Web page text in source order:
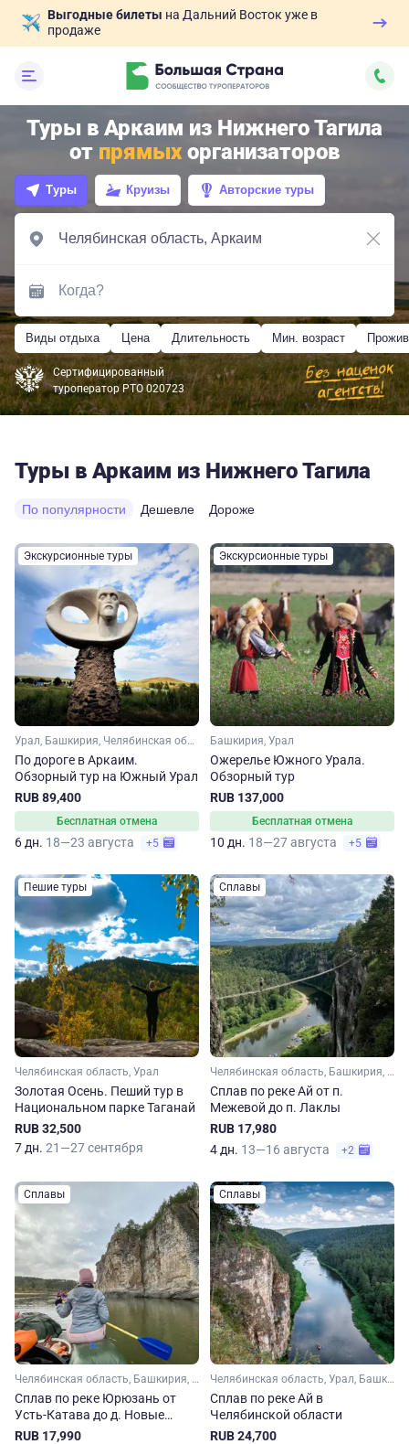
Выгодные билеты на Дальний Восток уже в
продаже
Туры в Аркаим из Нижнего Тагила
от прямых организаторов
Туры Круизы Авторские туры
Виды отдыха Цена Длительность Мин. возраст
Сертифицированный
туроператор РТО 020723
Туры в Аркаим из Нижнего Тагила
По популярности Дешевле Дороже
Экскурсионные туры
Урал, Башкирия, Челябинская область
По дороге в Аркаим.
Обзорный тур на Южный Урал
RUB 89,400
Бесплатная отмена
6 дн. 18—23 августа +5
Экскурсионные туры
Башкирия, Урал
Ожерелье Южного Урала.
Обзорный тур
RUB 137,000
Бесплатная отмена
10 дн. 18—27 августа +5
Пешие туры
Челябинская область, Урал
Золотая Осень. Пеший тур в
Национальном парке Таганай
RUB 32,500
7 дн. 21—27 сентября
Сплавы
Челябинская область, Башкирия, Урал
Сплав по реке Ай от п.
Межевой до п. Лаклы
RUB 17,980
4 дн. 13—16 августа +2
Сплавы
Челябинская область, Башкирия, Урал
Сплав по реке Юрюзань от
Усть-Катава до д. Новые
Каратавлы
RUB 17,990
Сплавы
Челябинская область, Урал, Башкирия
Сплав по реке Ай в
Челябинской области
RUB 24,700